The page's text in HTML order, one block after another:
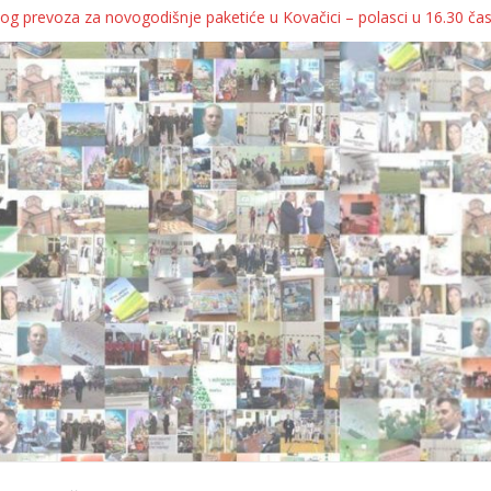
prevoza za novogodišnje paketiće u Kovačici – polasci u 16.30
KOLICA ZA 76 BEBA SA TERITORIJE OPŠTINE KOVAČICA
oborila rekord zatvorenih firmi!
telo
pa kukaju o „egzilu“